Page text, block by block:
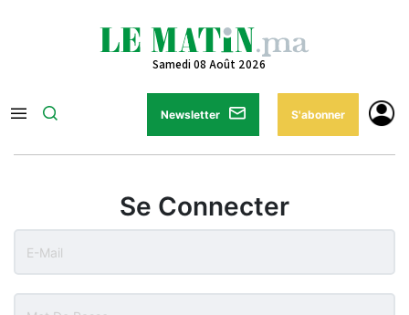
Samedi 08 Août 2026
Newsletter S'abonner
Se Connecter